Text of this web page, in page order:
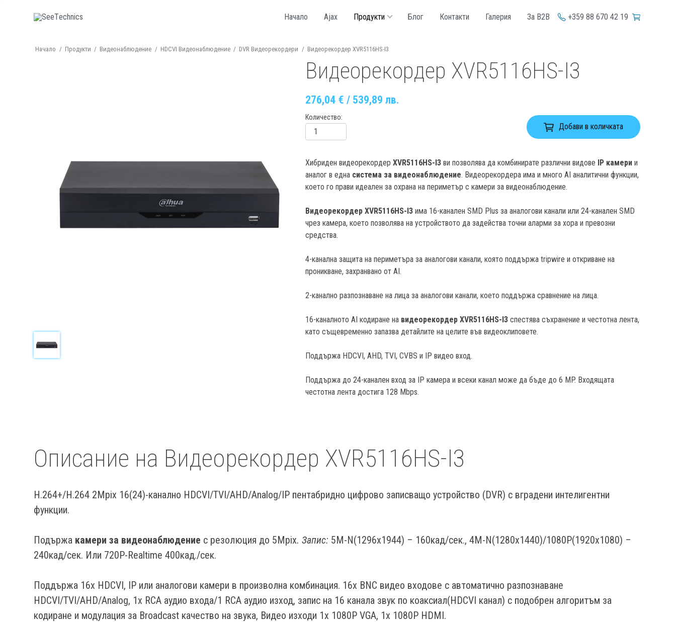
Начало Ajax Продукти Блог Контакти Галерия За B2B +359 88 670 42 19
Начало / Продукти / Видеонаблюдение / HDCVI Видеонаблюдение / DVR Видеорекордери / Видеoрекордер XVR5116HS-I3
Видеoрекордер XVR5116HS-I3
276,04 € / 539,89 лв.
Количество
Добави в количката
Хибриден видеoрекордерXVR5116HS-I3 ви позволява да комбинирате различни видове IP камери и
аналог в една система за видеонаблюдение. Видеорекордера има и много AI аналитични функции,
което го прави идеален за охрана на периметър с камери за видеонаблюдение.
Видеoрекордер XVR5116HS-I3 има 16-канален SMD Plus за аналогови канали или 24-канален SMD
чрез камера, което позволява на устройството да задейства точни аларми за хора и превозни
средства.
4-канална защита на периметъра за аналогови канали, която поддържа tripwire и откриване на
проникване, захранвано от AI.
2-канално разпознаване на лица за аналогови канали, което поддържа сравнение на лица.
16-каналното AI кодиране на видеoрекордер XVR5116HS-I3 спестява съхранение и честотна лента,
като същевременно запазва детайлите на целите във видеоклиповете.
Поддържа HDCVI, AHD, TVI, CVBS и IP видео вход.
Поддържа до 24-канален вход за IP камера и всеки канал може да бъде до 6 MP. Входящата
честотна лента достига 128 Mbps.
Описание на Видеoрекордер XVR5116HS-I3
H.264+/H.264 2Mpix 16(24)-канално HDCVI/TVI/AHD/Analog/IP пентабридно цифрово записващо устройство (DVR) с вградени интелигентни
функции.
Подържа камери за видеонаблюдение с резолюция до 5Mpix. Запис: 5M-N(1296х1944) – 160кад/сек., 4M-N(1280x1440)/1080P(1920x1080) –
240кад/сек. Или 720P-Realtime 400кад./сек.
Поддържа 16x HDCVI, IP или аналогови камери в произволна комбинация. 16x BNC видео входове с автоматично разпознаване
HDCVI/TVI/AHD/Analog, 1x RCA аудио входа/1 RCA аудио изход, запис на 16 каналa звук по коаксиал(HDCVI канал) с подобрен алгоритъм за
кодиране и модулация за Broadcast качество на звука, Видео изходи 1x 1080P VGA, 1x 1080P HDMI.